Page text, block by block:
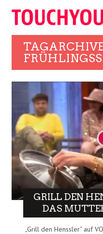
GRILL DEN
DAS
„Grill den Henssler“ auf